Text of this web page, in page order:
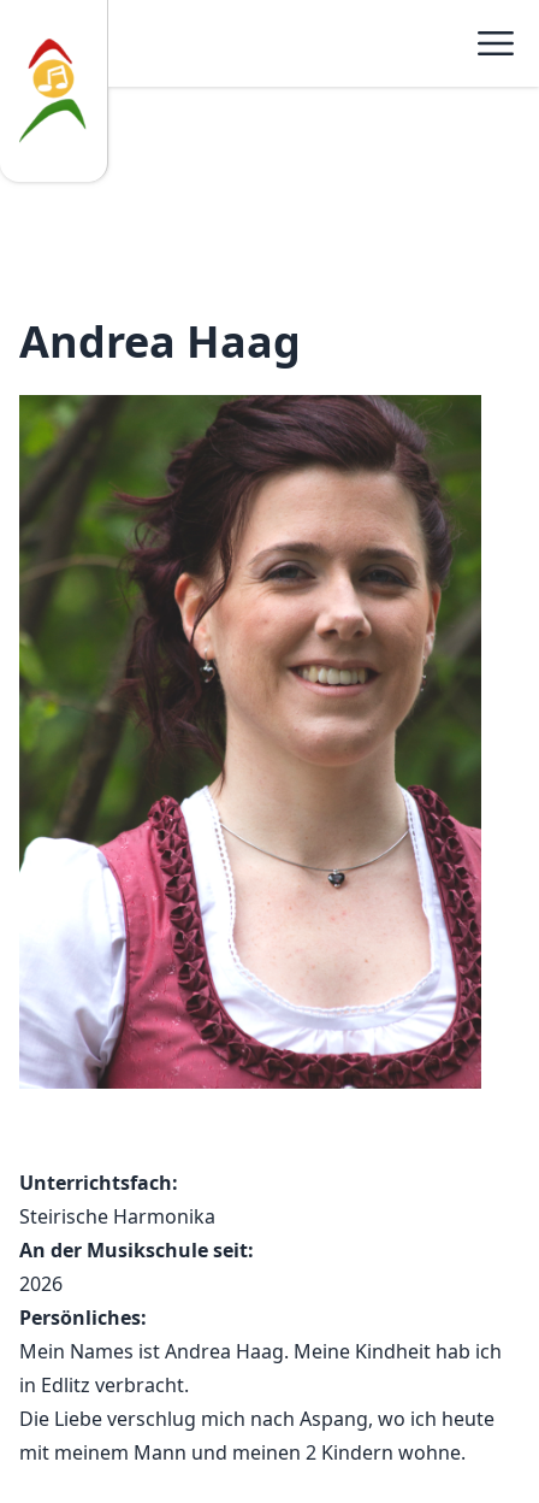
Musikschule Kirchberg am Wechsel
Andrea Haag
Unterrichtsfach:
Steirische Harmonika
An der Musikschule seit:
2026
Persönliches:
Mein Names ist Andrea Haag. Meine Kindheit hab ich
in Edlitz verbracht.
Die Liebe verschlug mich nach Aspang, wo ich heute
mit meinem Mann und meinen 2 Kindern wohne.